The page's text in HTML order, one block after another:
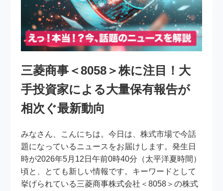
三菱商事＜8058＞株に注目！大
手投資家による大量保有報告が
相次ぐ最新動向
みなさん、こんにちは。今日は、株式市場で今話
題になっているニュースをお届けします。発生日
時が2026年5月12日午前0時40分（太平洋夏時間）
頃と、とても新しい情報です。キーワードとして
挙げられている三菱商事株式会社＜8058＞の株式